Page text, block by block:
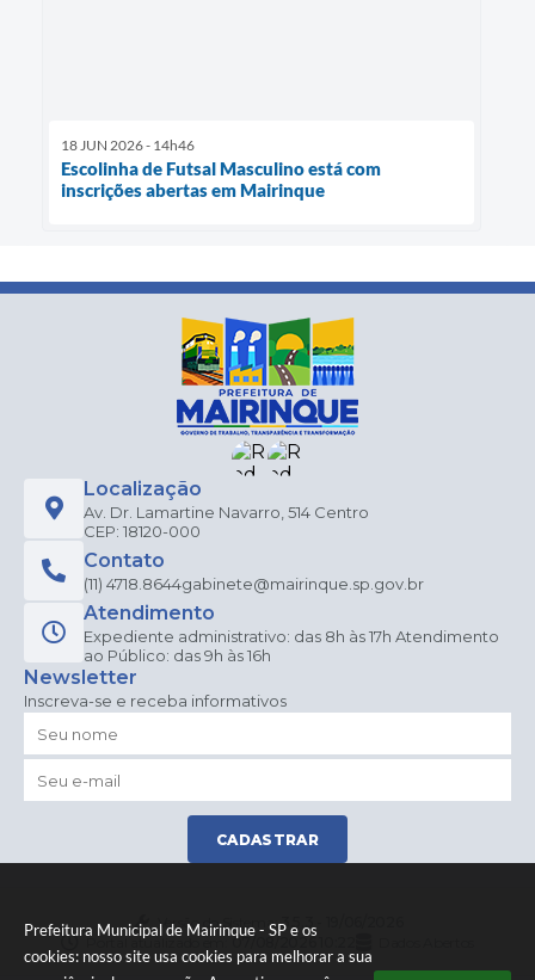
Prefeitura Municipal de Mairinque - SP e os
cookies: nosso site usa cookies para melhorar a sua
18 JUN 2026 - 14h46
Escolinha de Futsal Masculino está com
inscrições abertas em Mairinque
Localização
Av. Dr. Lamartine Navarro, 514 Centro
CEP: 18120-000
Contato
(11) 4718.8644gabinete@mairinque.sp.gov.br
Atendimento
Expediente administrativo: das 8h às 17h Atendimento
ao Público: das 9h às 16h
Newsletter
Inscreva-se e receba informativos
CADASTRAR
Versão do Sistema:3.5.3 - 19/06/2026
Portal atualizado em:
07/08/2026 10:22